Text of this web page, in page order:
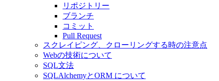
リポジトリー
ブランチ
コミット
Pull Request
スクレイピング、クローリングする時の注意点
Webの技術について
SQL文法
SQLAlchemyとORM について